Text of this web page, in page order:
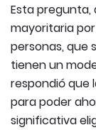
Esta
mayoritaria
personas, que
tienen un
respondió que
para poder
significativa